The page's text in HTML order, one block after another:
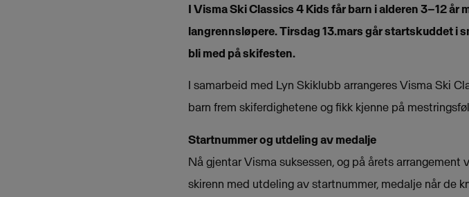
I Visma Ski Classics 4 Kids får barn i alderen 3–12 år
langrennsløpere. Tirsdag 13.mars går startskuddet i
bli med på skifesten.
I samarbeid med Lyn Skiklubb arrangeres Visma Ski
barn frem skiferdighetene og fikk kjenne på
Startnummer og utdeling av medalje
Nå gjentar Visma suksessen, og på årets
skirenn med utdeling av startnummer, medalje når de